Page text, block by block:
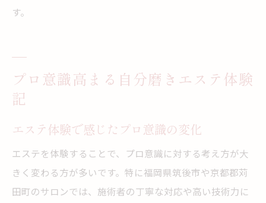
す。
プロ意識高まる自分磨きエステ体験
記
エステ体験で感じたプロ意識の変化
エステを体験することで、プロ意識に対する考え方が大
きく変わる方が多いです。特に福岡県筑後市や京都郡苅
田町のサロンでは、施術者の丁寧な対応や高い技術力に